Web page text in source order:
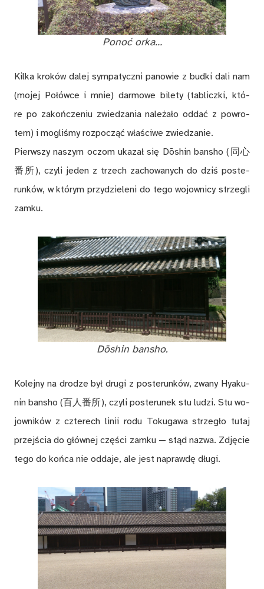
Po­noć orka…
Kil­ka kro­ków da­lej sym­pa­tycz­ni pa­no­wie z bud­ki dali nam
(mo­jej Po­łów­ce i mnie) dar­mo­we bi­le­ty (ta­blicz­ki, któ­
re po za­koń­cze­niu zwie­dza­nia na­le­ża­ło od­dać z po­wro­
tem) i mo­gli­śmy roz­po­cząć wła­ści­we zwie­dza­nie.
Pierw­szy na­szym oczom uka­zał się Dōshin ban­sho (同心
番所), czy­li je­den z trzech za­cho­wa­nych do dziś po­ste­
run­ków, w któ­rym przy­dzie­le­ni do tego wo­jow­ni­cy strze­gli
zam­ku.
Dōshin ban­sho.
Ko­lej­ny na dro­dze był dru­gi z po­ste­run­ków, zwa­ny Hya­ku­
nin ban­sho (百人番所), czy­li po­ste­ru­nek stu lu­dzi. Stu wo­
jow­ni­ków z czte­rech li­nii rodu To­ku­ga­wa strze­gło tu­taj
przej­ścia do głów­nej czę­ści zam­ku — stąd na­zwa. Zdję­cie
tego do koń­ca nie od­da­je, ale jest na­praw­dę dłu­gi.